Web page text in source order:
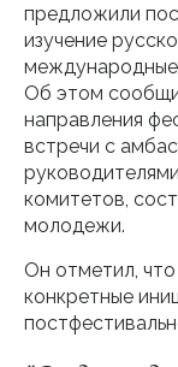
предложили
изучение
международные
Об этом
направления
встречи с
комитетов,
молодежи.
Он отметил,
конкретные